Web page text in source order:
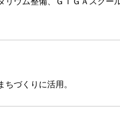
づくりに活用。